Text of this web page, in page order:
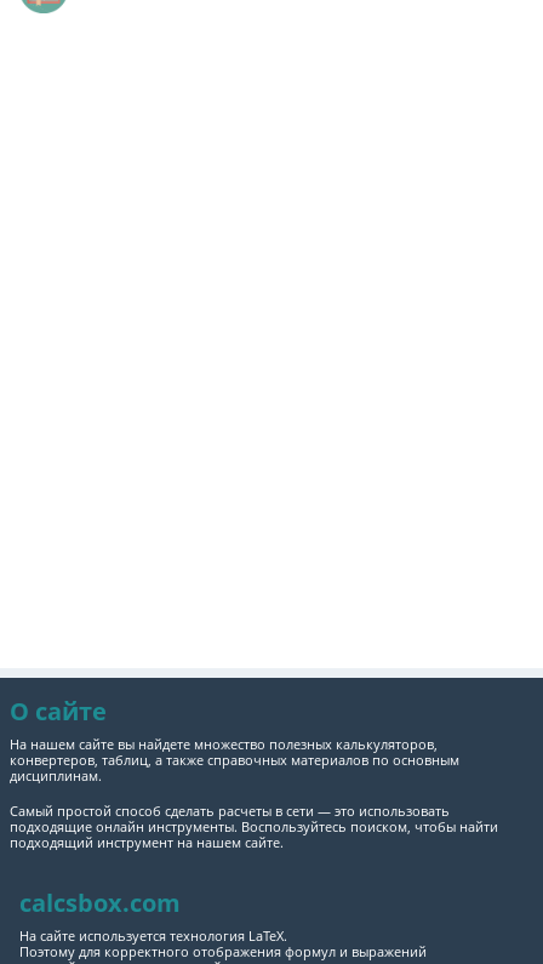
О сайте
На нашем сайте вы найдете множество полезных калькуляторов,
конвертеров, таблиц, а также справочных материалов по основным
дисциплинам.
Самый простой способ сделать расчеты в сети — это использовать
подходящие онлайн инструменты. Воспользуйтесь поиском, чтобы найти
подходящий инструмент на нашем сайте.
calcsbox.com
На сайте используется технология LaTeX.
Поэтому для корректного отображения формул и выражений